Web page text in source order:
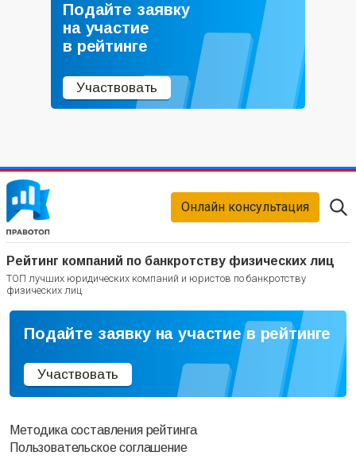
Подайте заявку
на участие
в рейтинге
Участвовать
Рейтинг компаний по банкротству физических лиц
ТОП лучших юридических компаний и юристов по банкротству
физических лиц
Онлайн консультация
Подайте заявку на участие в рейтинге
Участвовать
Методика составления рейтинга
Пользовательское соглашение